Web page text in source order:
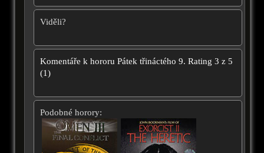
Viděli?
Komentáře k hororu Pátek třináctého 9. Rating 3 z 5
(1)
Podobné horory: